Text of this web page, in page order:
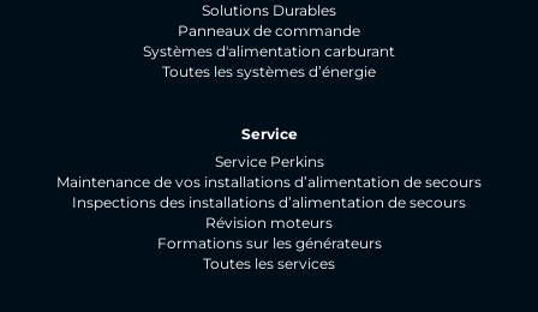
Solutions Durables
Panneaux de commande
Systèmes d'alimentation carburant
Toutes les systèmes d’énergie
Service
Service Perkins
Maintenance de vos installations d’alimentation de secours
Inspections des installations d’alimentation de secours
Révision moteurs
Formations sur les générateurs
Toutes les services